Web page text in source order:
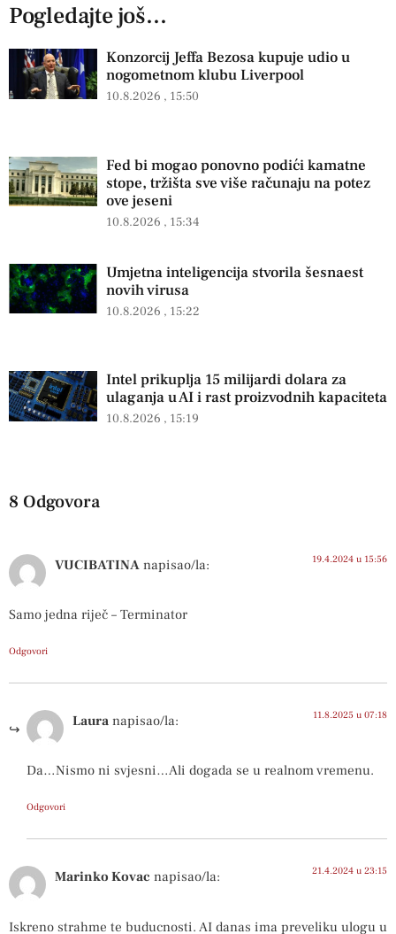
Pogledajte još...
Konzorcij Jeffa Bezosa kupuje udio u
nogometnom klubu Liverpool
10.8.2026 15:50
Fed bi mogao ponovno podići kamatne
stope, tržišta sve više računaju na potez
ove jeseni
10.8.2026 15:34
Umjetna inteligencija stvorila šesnaest
novih virusa
10.8.2026 15:22
Intel prikuplja 15 milijardi dolara za
ulaganja u AI i rast proizvodnih kapaciteta
10.8.2026 15:19
8 Odgovora
VUCIBATINA napisao/la: 19.4.2024 u 15:56
Samo jedna riječ – Terminator
Odgovori
Laura napisao/la: 11.8.2025 u 07:18
Da…Nismo ni svjesni…Ali dogada se u realnom vremenu.
Odgovori
Marinko Kovac napisao/la: 21.4.2024 u 23:15
Iskreno strahme te buducnosti. AI danas ima preveliku ulogu u